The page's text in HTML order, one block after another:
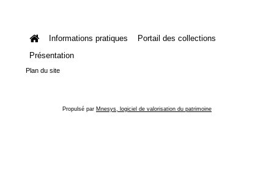
Informations pratiques
Portail des collections
Présentation
Plan du site
Propulsé par Mnesys, logiciel de valorisation du patrimoine